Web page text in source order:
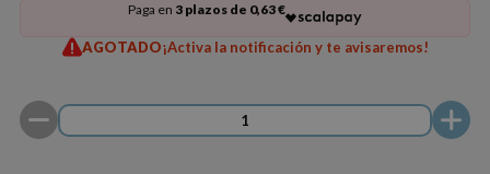
Paga en 3 plazos de 0,63 €
AGOTADO¡Activa la notificación y te avisaremos!